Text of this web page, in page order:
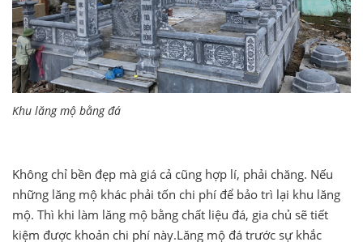
Khu lăng mộ bằng đá
Không chỉ bền đẹp mà giá cả cũng hợp lí, phải chăng. Nếu
những lăng mộ khác phải tốn chi phí để bảo trì lại khu lăng
mộ. Thì khi làm lăng mộ bằng chất liệu đá, gia chủ sẽ tiết
kiệm được khoản chi phí này.Lăng mộ đá trước sự khắc